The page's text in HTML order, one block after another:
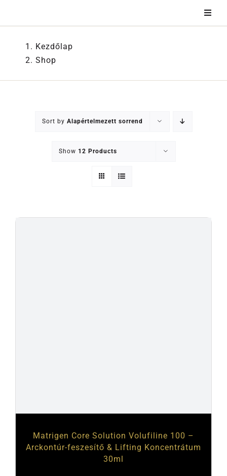
Kezdőlap
Shop
Sort by Alapértelmezett sorrend
Show 12 Products
Matrigen Core Solution Volufiline 100 –
Arckontúr-feszesítő & Lifting Koncentrátum
30ml